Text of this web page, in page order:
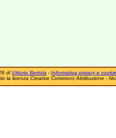
di Vittorio Bertola - Informativa privacy e cookie
la licenza Creative Commons Attribuzione -